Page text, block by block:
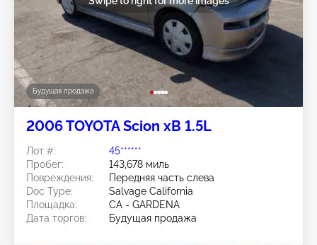
Будущая продажа
2006 TOYOTA Scion xB 1.5L
Лот #:
45******
Пробег:
143,678 миль
Повреждения:
Передняя часть слева
Doc Type:
Salvage California
Площадка:
CA - GARDENA
Дата торгов:
Будущая продажа